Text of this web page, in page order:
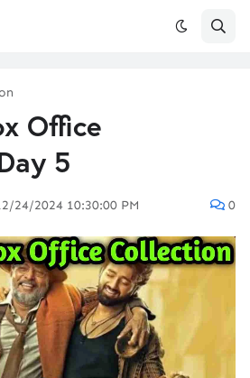
Office
5
24/2024 10:30:00 PM 0